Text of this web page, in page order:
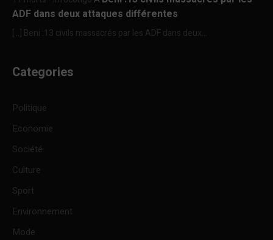
ADF dans deux attaques différentes
[…] Beni :13 civils massacrés par les ADF dans deux...
Categories
Politique
Economie
Société
Culture
Sport
Environnement
Mode